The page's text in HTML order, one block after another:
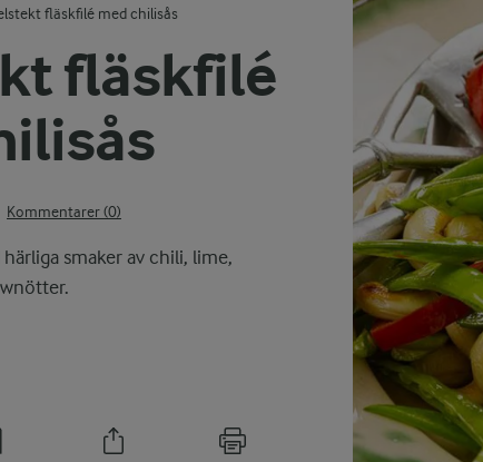
fläskfilé
Kommentarer (0)
smaker av chili, lime,
fläskfilé med chilisås